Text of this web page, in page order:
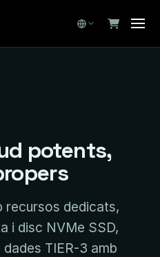
potents,
recursos dedicats,
i disc NVMe SSD,
TIER-3 amb